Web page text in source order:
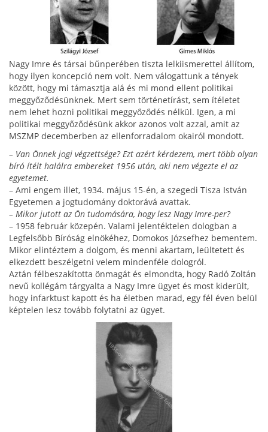
Nagy Imre és társai bűnperében tiszta lelkiismerettel állítom,
hogy ilyen koncepció nem volt. Nem vá­logattunk a tények
között, hogy mi támasztja alá és mi mond ellent politikai
meggyőződésünknek. Mert sem történetírást, sem ítéletet
nem lehet hozni politi­kai meggyőződés nélkül. Igen, a mi
politikai meggyő­ződésünk akkor azonos volt azzal, amit az
MSZMP decemberben az ellenforradalom okairól mondott.
– Van Önnek jogi végzettsége? Ezt azért kérdezem, mert több olyan
bíró ítélt halálra embereket 1956 után, aki nem végezte el az
egyetemet.
– Ami engem illet, 1934. május 15-én, a szegedi Tisza István
Egyetemen a jogtudomány doktorává avattak.
– Mikor jutott az Ön tudomására, hogy lesz Nagy Imre-per?
– 1958 február közepén. Valami jelentéktelen dolog­ban a
Legfelsőbb Bíróság elnökéhez, Domokos József­hez bementem.
Mikor elintéztem a dolgom, és menni akartam, leültetett és
elkezdett beszélgetni velem mindenféle dologról.
Aztán félbeszakította önmagát és elmondta, hogy Radó Zoltán
nevű kollégám tár­gyalta a Nagy Imre ügyet és most kiderült,
hogy in­farktust kapott és ha életben marad, egy fél éven belül
képtelen lesz tovább folytatni az ügyet.